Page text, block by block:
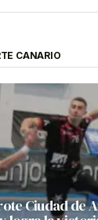
CANARIO
Ciudad de